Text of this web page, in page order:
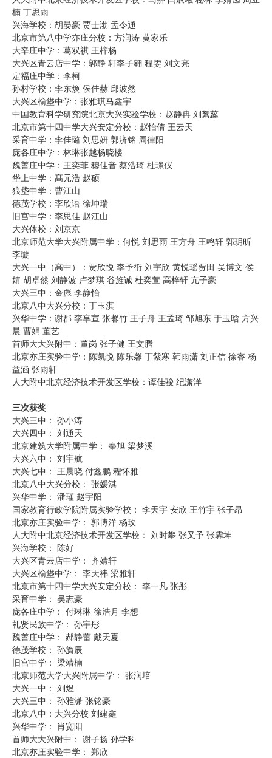
楠 丁思雨
兴海学校：胡晏豪 贾士渤 孟令通
北京市第八中学亦庄分校：方润涛 黄家乐
大辛庄中学：葛双祺 王梓杨
大兴区青云店中学：郭静 轩李子翱 程雯 刘文亮
定福庄中学：李柯
孙村学校：李东焕 侯佳赫 邱波然
大兴区榆垡中学：张雅琪马鑫宇
中国教育科学研究院北京大兴实验学校：赵静冉 刘絮蕊
北京市第十四中学大兴安定分校：赵怡倩 王云天
采育中学：李佳璐 刘思妍 郭济铭 周律阳
庞各庄中学：林琳张越杨晓楼
魏善庄中学：王奕菲 穆佳音 蔡浩琦 杜璟仪
垡上中学：髙元浩 赵硕
狼垡中学：曹江山
德茂学校：李欣语 徐坤瑞
旧宫中学：李思佳 赵江山
大兴体校：刘京京
北京师范大学大兴附属中学：何悦 刘思雨 王方舟 王鸣轩 郭玥昕
李璇
大兴一中（高中）：贾欣悦 李予衎 刘宇欣 黄悦瑶贾田 吴博文 侯
婧 胡卓然 刘静波 卢梦琪 谷旌诚 杜奕萱 高梓轩 亢子豪
大兴三中：金彪 李静怡
北京八中大兴分校：丁玉淇
兴华中学：谢郡 李享宣 张馨竹 王子舟 王孟琦 邹旭东 于玉晗 方兴
晨 曹娟 董艺
首师大大兴附中：董岗 张子健 王文腾
北京亦庄实验中学：陈凯悦 陈乐馨 丁紫寒 韩雨潇 刘正信 徐睿 杨
益涵 张雨轩
人大附中北京经济技术开发区学校：谭佳骏 纪潇洋
三次获奖
大兴三中： 孙小涛
大兴四中： 刘通天
北京建筑大学附属中学： 秦旭 梁梦溪
大兴六中： 刘宇航
大兴七中： 王晨晓 付鑫鹏 程怀雅
北京八中大兴分校： 张媛淇
兴华中学： 潘瑾 赵宇阳
国家教育行政学院附属实验学校： 李天宇 安欣 王竹宇 张子昂
北京亦庄实验中学： 郭博洋 杨玫
人大附中北京经济技术开发区学校： 刘时攀 张又予 张霁坤
兴海学校： 陈好
大兴区青云店中学： 齐婧轩
大兴区榆垡中学： 李天祎 梁雅轩
北京市第十四中学大兴安定分校： 李一凡 张彤
采育中学： 吴志豪
庞各庄中学： 付琳琳 徐浩月 李想
礼贤民族中学： 孙宇彤
魏善庄中学： 郝静蕾 戴天夏
德茂学校： 孙旖辰
旧宫中学： 梁靖楠
北京师范大学大兴附属中学： 张润培
大兴一中： 刘煜
大兴三中： 孙雅潇 张铭豪
北京八中：大兴分校 刘建鑫
兴华中学： 肖宽阳
首师大大兴附中： 谢子扬 孙学科
北京亦庄实验中学： 郑欣